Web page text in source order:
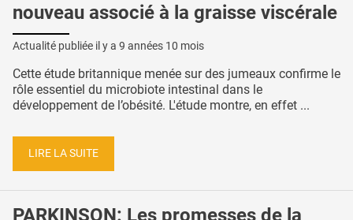
nouveau associé à la graisse viscérale
Actualité publiée il y a 9 années 10 mois
Cette étude britannique menée sur des jumeaux confirme le
rôle essentiel du microbiote intestinal dans le
développement de l’obésité. L'étude montre, en effet ...
LIRE LA SUITE
PARKINSON: Les promesses de la